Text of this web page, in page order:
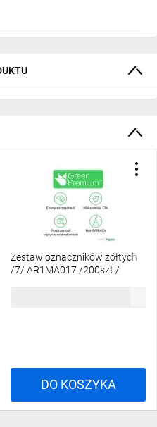
Zestaw oznaczników zółtych
/7/ AR1MA017 /200szt./
DO KOSZYKA